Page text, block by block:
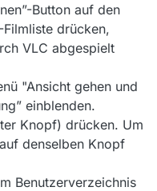
Button auf den
drücken,
VLC abgespielt
"Ansicht gehen und
einblenden.
Knopf) drücken. Um
denselben Knopf
Benutzerverzeichnis